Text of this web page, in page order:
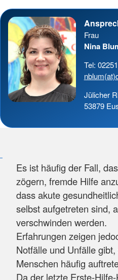
Frau
Nina
Tel:
Jülicher
53879
Es ist häufig der Fall,
zögern, fremde Hilfe
dass akute
selbst aufgetreten sind,
verschwinden werden.
Erfahrungen zeigen
Notfälle und Unfälle
Menschen häufig
Da der letzte Erste-